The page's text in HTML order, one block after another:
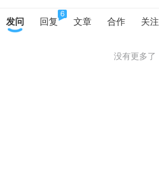
发问
6
回复 文章 合作 关注
没有更多了